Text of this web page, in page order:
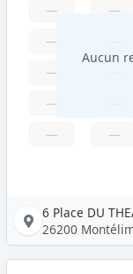
—
—
—
—
—
—
—
Aucun
6 Place DU
26200